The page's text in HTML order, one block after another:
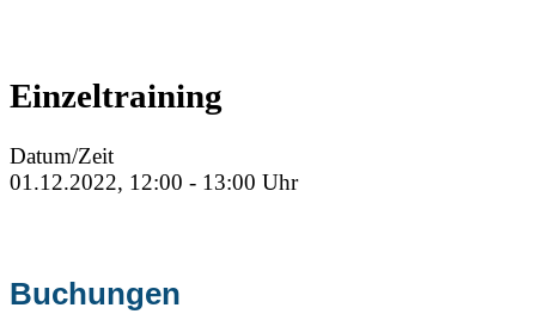
Einzeltraining
Datum/Zeit
01.12.2022, 12:00 - 13:00 Uhr
Buchungen